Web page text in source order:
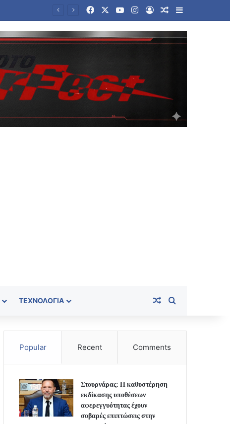
FacebookYouTubeInstagram
Log InRandom Article
Sidebar
ΤΕΧΝΟΛΟΓΊΑ Random Article
Popular Recent Comments
Στουρνάρας: Η καθυστέρηση
εκδίκασης υποθέσεων
αφερεγγυότητας έχουν
σοβαρές επιπτώσεις στην